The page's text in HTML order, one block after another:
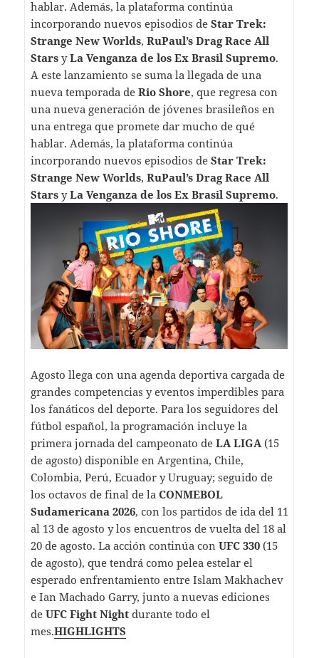
hablar. Además, la plataforma continúa
incorporando nuevos episodios de Star Trek:
Strange New Worlds, RuPaul’s Drag Race All
StarsyLa Venganza de los Ex Brasil Supremo.
A este lanzamiento se suma la llegada de una
nueva temporada de Rio Shore, que regresa con
una nueva generación de jóvenes brasileños en
una entrega que promete dar mucho de qué
hablar. Además, la plataforma continúa
incorporando nuevos episodios de Star Trek:
Strange New Worlds, RuPaul’s Drag Race All
StarsyLa Venganza de los Ex Brasil Supremo.
Agosto llega con una agenda deportiva cargada de
grandes competencias y eventos imperdibles para
los fanáticos del deporte. Para los seguidores del
fútbol español, la programación incluye la
primera jornada del campeonato deLA LIGA(15
de agosto) disponible en Argentina, Chile,
Colombia, Perú, Ecuador y Uruguay; seguido de
los octavos de final de la CONMEBOL
Sudamericana 2026, con los partidos de ida del 11
al 13 de agosto y los encuentros de vuelta del 18 al
20 de agosto. La acción continúa conUFC 330(15
de agosto), que tendrá como pelea estelar el
esperado enfrentamiento entre Islam Makhachev
e Ian Machado Garry, junto a nuevas ediciones
de UFC Fight Nightdurante todo el
mes.HIGHLIGHTS